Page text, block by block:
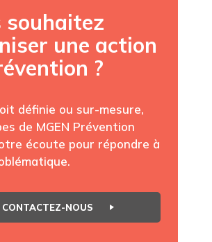
souhaitez
une action
?
définie ou sur-mesure,
de MGEN Prévention
écoute pour répondre à
CONTACTEZ-NOUS